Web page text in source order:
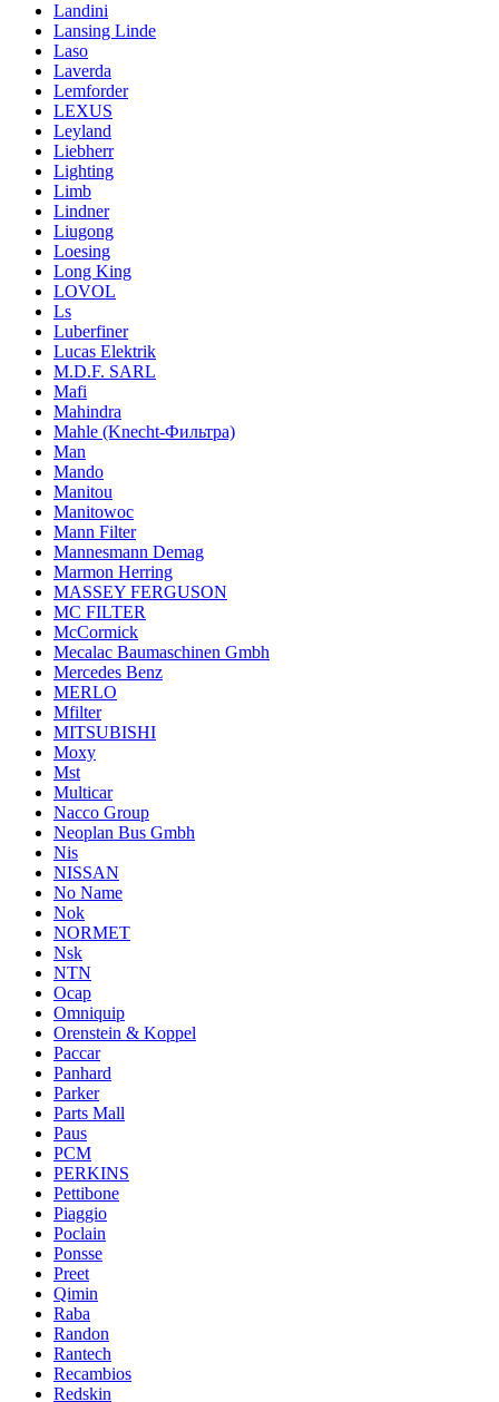
Landini
Lansing Linde
Laso
Laverda
Lemforder
LEXUS
Leyland
Liebherr
Lighting
Limb
Lindner
Liugong
Loesing
Long King
LOVOL
Ls
Luberfiner
Lucas Elektrik
M.D.F. SARL
Mafi
Mahindra
Mahle (Knecht-Фильтра)
Man
Mando
Manitou
Manitowoc
Mann Filter
Mannesmann Demag
Marmon Herring
MASSEY FERGUSON
MC FILTER
McCormick
Mecalac Baumaschinen Gmbh
Mercedes Benz
MERLO
Mfilter
MITSUBISHI
Moxy
Mst
Multicar
Nacco Group
Neoplan Bus Gmbh
Nis
NISSAN
No Name
Nok
NORMET
Nsk
NTN
Ocap
Omniquip
Orenstein & Koppel
Paccar
Panhard
Parker
Parts Mall
Paus
PCM
PERKINS
Pettibone
Piaggio
Poclain
Ponsse
Preet
Qimin
Raba
Randon
Rantech
Recambios
Redskin